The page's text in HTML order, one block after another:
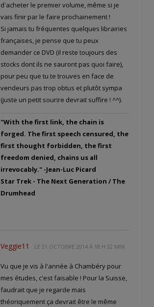
d'acheter le premier volume, même si je
vais finir par le faire prochainement !
Si jamais tu fréquentes quelques librairies
françaises, je pense que tu peux
demander ce DVD (il reste toujours des
stocks dont ils ne sauront pas quoi faire),
pour peu que tu te trouves en face de
vendeurs pas trop obtus et plutôt sympa
(juste un petit sourire devrait suffire ! ^^).
"With the first link, the chain is
forged. The first speech censured, the
first thought forbidden, the first
freedom denied, chains us all
irrevocably." -Jean-Luc Picard
Star Trek - The Next Generation / The
Drumhead
Veggie11 LE 21 OCTOBRE 2014 À 18 H 32 MIN
Vu que je vis à l'année à Chambéry pour
mes études, c'est faisable ! Pour la Suisse,
faudrait que je regarde mais
théoriquement ça devrait être le même